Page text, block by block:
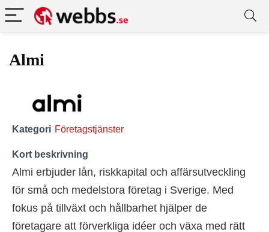
Almi
Kategori Företagstjänster
Kort beskrivning
Almi erbjuder lån, riskkapital och affärsutveckling
för små och medelstora företag i Sverige. Med
fokus på tillväxt och hållbarhet hjälper de
företagare att förverkliga idéer och växa med rätt